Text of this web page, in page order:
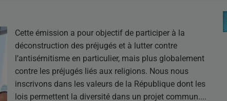
Cette émission a pour objectif de participer à la
déconstruction des préjugés et à lutter contre
l’antisémitisme en particulier, mais plus globalement
contre les préjugés liés aux religions. Nous nous
inscrivons dans les valeurs de la République dont les
lois permettent la diversité dans un projet commun.